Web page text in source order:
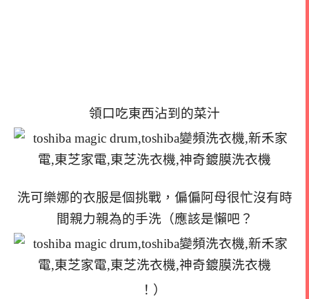
領口吃東西沾到的菜汁
洗可樂娜的衣服是個挑戰，偏偏阿母很忙沒有時
間親力親為的手洗（應該是懶吧？
！）